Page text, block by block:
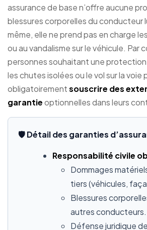
assurance de base n’offre aucune
blessures corporelles du conducteur
même, elle ne prend pas en charge
ou au vandalisme sur le véhicule. Par
personnes souhaitant une
les chutes isolées ou le vol sur la
obligatoirementsouscrire des
garantieoptionnelles dans leurs
🛡️ Détail des garanties
Responsabilité civile
Dommages
tiers (véhicules,
Blessures
autres conducteurs.
Défense juridique